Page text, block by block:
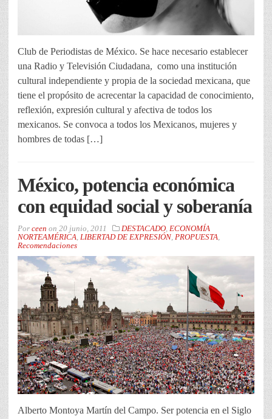
Club de Periodistas de México. Se hace necesario establecer
una Radio y Televisión Ciudadana, como una institución
cultural independiente y propia de la sociedad mexicana, que
tiene el propósito de acrecentar la capacidad de conocimiento,
reflexión, expresión cultural y afectiva de todos los
mexicanos. Se convoca a todos los Mexicanos, mujeres y
hombres de todas […]
México, potencia económica
con equidad social y soberanía
Por ceen on 20 junio, 2011 DESTACADO ECONOMÍA
NORTEAMÉRICA LIBERTAD DE EXPRESIÓN PROPUESTA
Recomendaciones
Alberto Montoya Martín del Campo. Ser potencia en el Siglo